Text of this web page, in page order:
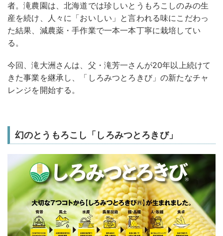
者。滝農園は、北海道では珍しいとうもろこしのみの生
産を続け、人々に「おいしい」と言われる味にこだわっ
た結果、減農薬・手作業で一本一本丁寧に栽培してい
る。
今回、滝大洲さんは、父・滝芳一さんが20年以上続けて
きた事業を継承し、「しろみつとろきび」の新たなチャ
レンジを開始する。
幻のとうもろこし「しろみつとろきび」